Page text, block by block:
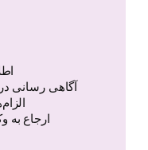
آگاهی‌ رسانی
ارجاع